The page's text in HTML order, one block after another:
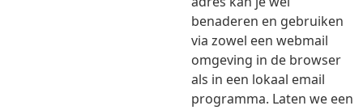
benaderen en gebruiken
via zowel een webmail
omgeving in de browser
als in een lokaal email
programma. Laten we een